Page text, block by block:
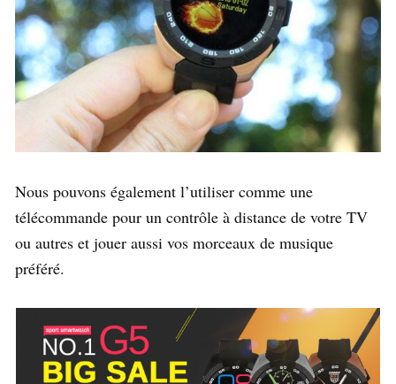
Nous pouvons également l’utiliser comme une
télécommande pour un contrôle à distance de votre TV
ou autres et jouer aussi vos morceaux de musique
préféré.